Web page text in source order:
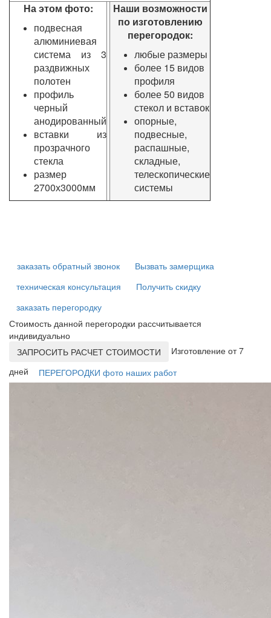
На этом фото:
подвесная
алюминиевая
система из 3
раздвижных
полотен
профиль
черный
анодированный
вставки
из
прозрачного
стекла
размер
2700х3000мм
Наши возможности
по изготовлению
перегородок:
любые размеры
более 15 видов
профиля
более 50 видов
стекол и вставок
опорные,
подвесные,
распашные,
складные,
телескопические
системы
заказать обратный звонок
Вызвать замерщика
техническая консультация
Получить скидку
заказать перегородку
Стоимость данной перегородки рассчитывается
индивидуально
ЗАПРОСИТЬ РАСЧЕТ СТОИМОСТИ
Изготовление от 7
дней
ПЕРЕГОРОДКИ фото наших работ